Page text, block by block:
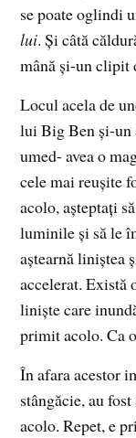
se poate oglindi
lui. Şi câtă
mână şi-un clipit
Locul acela de
lui Big Ben şi-un
umed- avea o
cele mai reuşite
acolo, aşteptaţi
luminile şi să le
aştearnă liniştea
accelerat. Există
linişte care
primit acolo. Ca
În afara acestor
stângăcie, au
acolo. Repet, e